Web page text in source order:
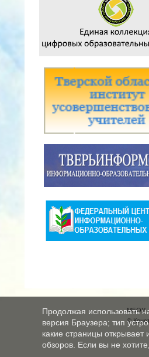
МБОУ
©
Продолжая использовать
версия Браузера; тип
какие страницы
обзоров. Если вы не